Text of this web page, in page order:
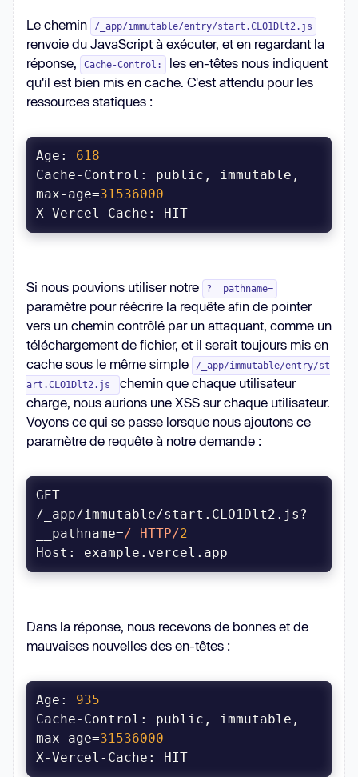
Le chemin /_app/immutable/entry/start.CLO1Dlt2.js
renvoie du JavaScript à exécuter, et en regardant la
réponse,
Cache-Control:
les en-têtes nous indiquent
qu'il est bien mis en cache. C'est attendu pour les
ressources statiques :
Age: 618
Cache-Control: public, immutable,
max-age=31536000
Si nous pouvions utiliser notre ?__pathname=
paramètre pour réécrire la requête afin de pointer
vers un chemin contrôlé par un attaquant, comme un
téléchargement de fichier, et il serait toujours mis en
cache sous le même simple
/_app/immutable/entry/st
art.CLO1Dlt2.js
chemin que chaque utilisateur
charge, nous aurions une XSS sur chaque utilisateur.
Voyons ce qui se passe lorsque nous ajoutons ce
paramètre de requête à notre demande :
GET
/_app/immutable/start.CLO1Dlt2.js?
__pathname=/ HTTP/2
Host
Dans la réponse, nous recevons de bonnes et de
mauvaises nouvelles des en-têtes :
Age: 935
Cache-Control: public, immutable,
max-age=31536000